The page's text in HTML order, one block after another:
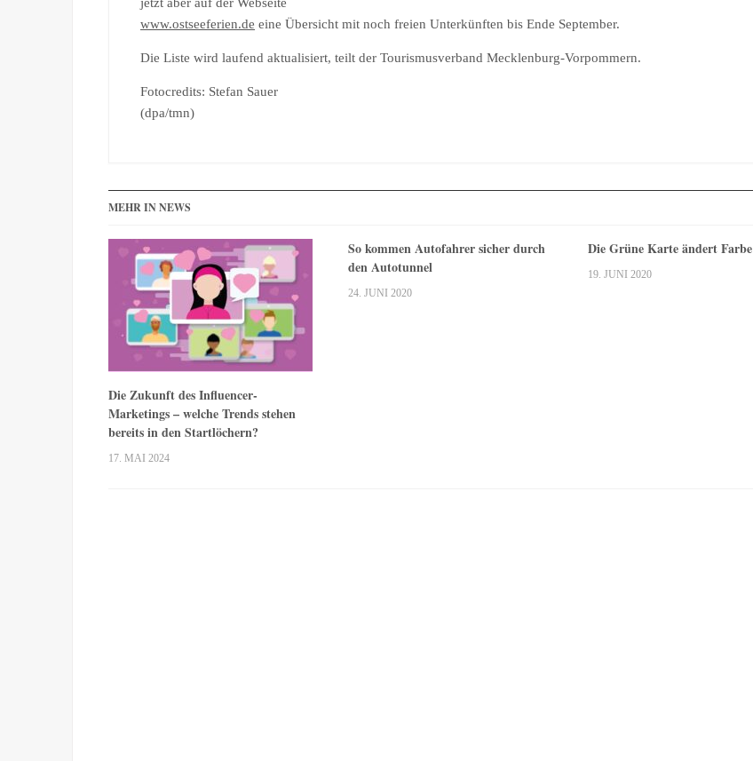
www.ostseeferien.de eine Übersicht mit noch freien Unterkünften bis Ende September.
Die Liste wird laufend aktualisiert, teilt der Tourismusverband Mecklenburg-Vorpommern.
Fotocredits: Stefan Sauer
(dpa/tmn)
MEHR IN NEWS
Die Zukunft des Influencer-
Marketings – welche Trends stehen
bereits in den Startlöchern?
17. MAI 2024
So kommen Autofahrer sicher durch
den Autotunnel
24. JUNI 2020
Die Grüne Karte ändert Farbe
19. JUNI 2020